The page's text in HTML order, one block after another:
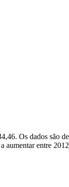
Os dados são
aumentar entre